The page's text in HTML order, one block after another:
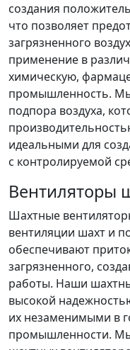
создания
что позволяет
загрязненного
применение в
химическую,
промышленность.
подпора воздуха,
идеальными для
с контролируемой
Вентиляторы
Шахтные
вентиляции шахт и
обеспечивают
загрязненного,
работы. Наши
высокой
их незаменимыми в
промышленности.